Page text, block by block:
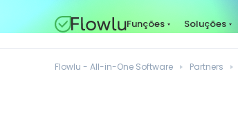
Funções Soluções
Flowlu - All-in-One Software Partners